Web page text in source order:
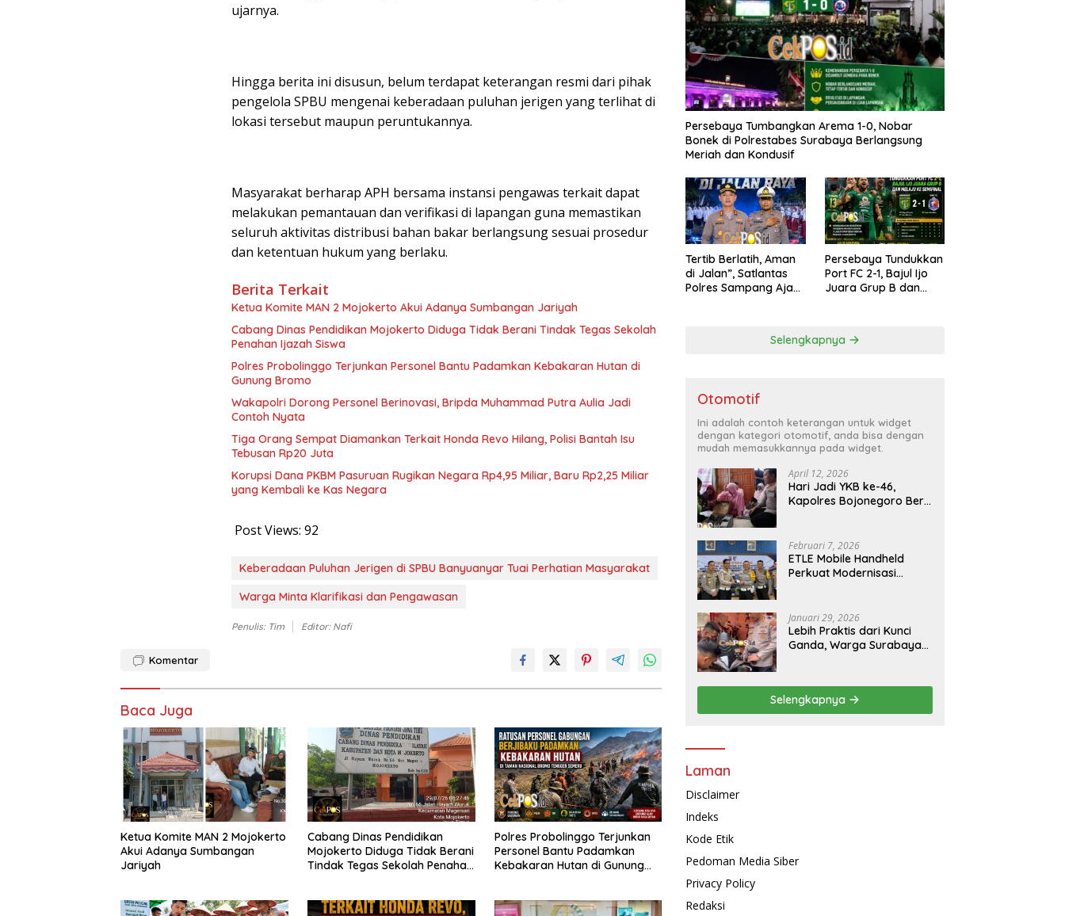
ujarnya.
Hingga berita ini disusun, belum terdapat keterangan resmi dari pihak
pengelola SPBU mengenai keberadaan puluhan jerigen yang terlihat di
lokasi tersebut maupun peruntukannya.
Masyarakat berharap APH bersama instansi pengawas terkait dapat
melakukan pemantauan dan verifikasi di lapangan guna memastikan
seluruh aktivitas distribusi bahan bakar berlangsung sesuai prosedur
dan ketentuan hukum yang berlaku.
Berita Terkait
Ketua Komite MAN 2 Mojokerto Akui Adanya Sumbangan Jariyah
Cabang Dinas Pendidikan Mojokerto Diduga Tidak Berani Tindak Tegas Sekolah
Penahan Ijazah Siswa
Polres Probolinggo Terjunkan Personel Bantu Padamkan Kebakaran Hutan di
Gunung Bromo
Wakapolri Dorong Personel Berinovasi, Bripda Muhammad Putra Aulia Jadi
Contoh Nyata
Tiga Orang Sempat Diamankan Terkait Honda Revo Hilang, Polisi Bantah Isu
Tebusan Rp20 Juta
Korupsi Dana PKBM Pasuruan Rugikan Negara Rp4,95 Miliar, Baru Rp2,25 Miliar
yang Kembali ke Kas Negara
Post Views: 92
Keberadaan Puluhan Jerigen di SPBU Banyuanyar Tuai Perhatian Masyarakat
Warga Minta Klarifikasi dan Pengawasan
Penulis: Tim Editor: Nafi
Komentar
Baca Juga
Ketua Komite MAN 2 Mojokerto
Akui Adanya Sumbangan
Jariyah
Cabang Dinas Pendidikan
Mojokerto Diduga Tidak Berani
Tindak Tegas Sekolah Penahan
Polres Probolinggo Terjunkan
Personel Bantu Padamkan
Kebakaran Hutan di Gunung
Persebaya Tumbangkan Arema 1-0, Nobar
Bonek di Polrestabes Surabaya Berlangsung
Meriah dan Kondusif
Tertib Berlatih, Aman
di Jalan”, Satlantas
Polres Sampang Ajak
Persebaya Tundukkan
Port FC 2-1, Bajul Ijo
Juara Grup B dan
Selengkapnya
Otomotif
Ini adalah contoh keterangan untuk widget
dengan kategori otomotif, anda bisa dengan
mudah memasukkannya pada widget.
April 12, 2026
Hari Jadi YKB ke-46,
Kapolres Bojonegoro Beri
Februari 7, 2026
ETLE Mobile Handheld
Perkuat Modernisasi
Januari 29, 2026
Lebih Praktis dari Kunci
Ganda, Warga Surabaya
Polrestabes Surabaya
Selengkapnya
Laman
Disclaimer
Indeks
Kode Etik
Pedoman Media Siber
Privacy Policy
Redaksi